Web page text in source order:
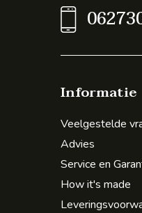
Informatie
Veelgestelde
Advies
Service en
How it's made